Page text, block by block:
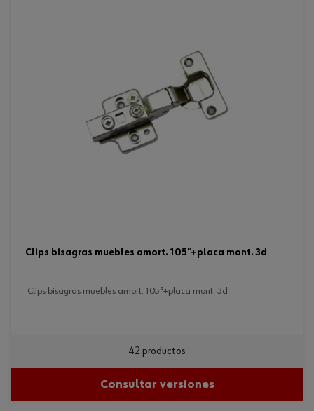
clips bisagras muebles amort. 105°+placa mont. 3d
clips bisagras muebles amort. 105°+placa mont. 3d
42 productos
Consultar versiones